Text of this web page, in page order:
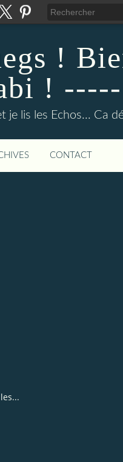
!
! -----
lis les Echos... Ca
CONTACT